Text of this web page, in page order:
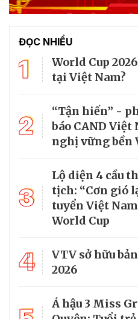
ĐỌC NHIỀU
1
World Cup
tại Việt Nam?
2
“Tận hiến” -
báo CAND
nghị vững bền
3
Lộ diện 4 cầu
tịch: “Cơn gió
tuyển Việt
World Cup
4
VTV sở hữu
2026
Á hậu 3 Miss